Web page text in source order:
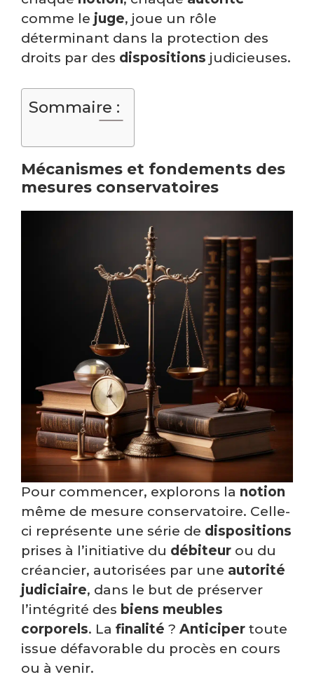
comme le juge, joue un rôle
déterminant dans la protection des
droits par des dispositions judicieuses.
Sommaire :
Mécanismes et fondements des
mesures conservatoires
Pour commencer, explorons la notion
même de mesure conservatoire. Celle-
ci représente une série de dispositions
prises à l’initiative du débiteur ou du
créancier, autorisées par une autorité
judiciaire, dans le but de préserver
l’intégrité des biens meubles
corporels. La finalité ? Anticiper toute
issue défavorable du procès en cours
ou à venir.